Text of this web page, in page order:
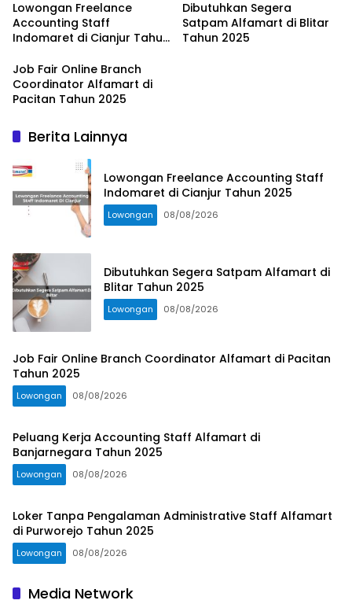
Lowongan Freelance
Accounting Staff
Indomaret di Cianjur Tahun
Dibutuhkan Segera
Satpam Alfamart di Blitar
Tahun 2025
Job Fair Online Branch
Coordinator Alfamart di
Pacitan Tahun 2025
Berita Lainnya
Lowongan Freelance Accounting Staff
Indomaret di Cianjur Tahun 2025
Lowongan 08/08/2026
Dibutuhkan Segera Satpam Alfamart di
Blitar Tahun 2025
Lowongan 08/08/2026
Job Fair Online Branch Coordinator Alfamart di Pacitan
Tahun 2025
Lowongan 08/08/2026
Peluang Kerja Accounting Staff Alfamart di
Banjarnegara Tahun 2025
Lowongan 08/08/2026
Loker Tanpa Pengalaman Administrative Staff Alfamart
di Purworejo Tahun 2025
Lowongan 08/08/2026
Media Network